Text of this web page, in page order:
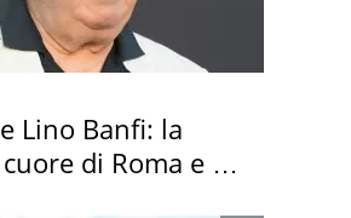
Lino Banfi: la
di Roma e i